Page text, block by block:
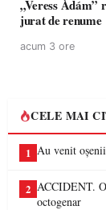
„Veress Ádám”
jurat de renume
acum 3 ore
CELE MAI
1 Au venit
2 ACCIDENT.
octogenar